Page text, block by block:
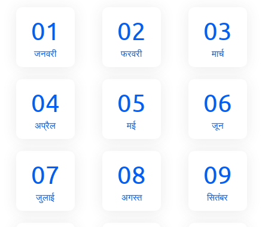
01
जनवरी
02
फरवरी
03
मार्च
04
अप्रैल
05
मई
06
जून
07
जुलाई
08
अगस्त
09
सितंबर